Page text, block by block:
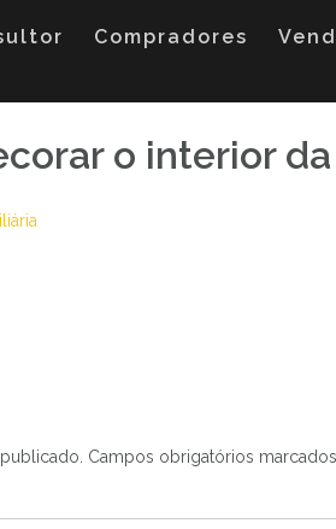
Compradores
o interior
Campos obrigatórios